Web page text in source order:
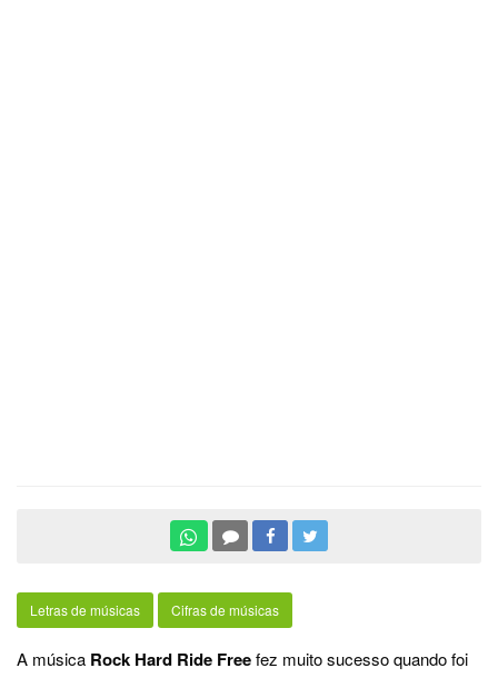
Letras de músicas Cifras de músicas
A música Rock Hard Ride Freefez muito sucesso quando foi